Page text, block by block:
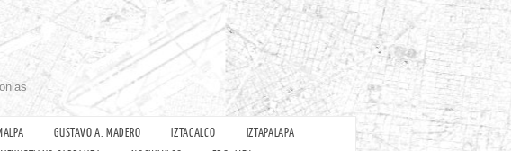
GUSTAVO A. MADERO IZTACALCO
IZTAPALAPA